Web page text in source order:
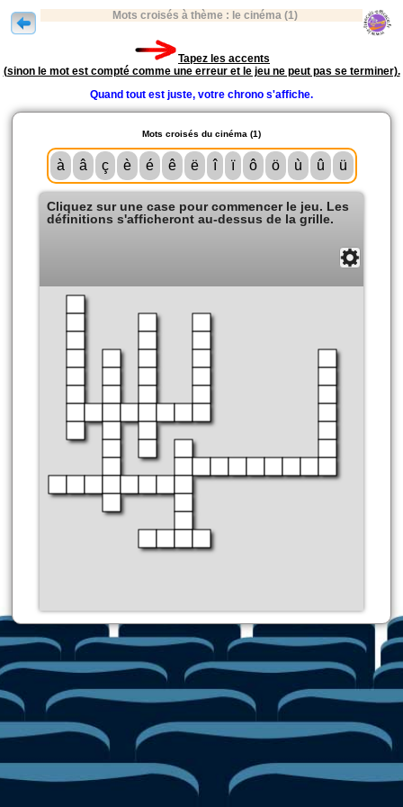
Mots croisés à thème : le cinéma (1)
Tapez les accents
(sinon le mot est compté comme une erreur et le jeu ne peut pas se terminer).
Quand tout est juste, votre chrono s'affiche.
Mots croisés du cinéma (1)
à â ç è é ê ë î ï ô ö ù û ü
Cliquez sur une case pour commencer le jeu. Les
définitions s'afficheront au-dessus de la grille.
Solution
Fermer